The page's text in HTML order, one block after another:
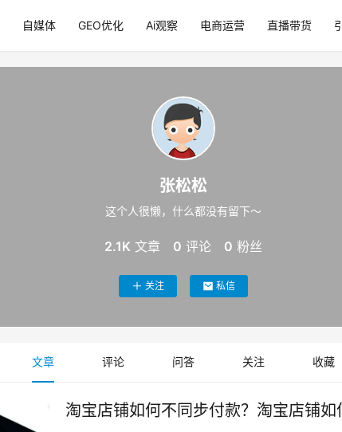
自媒体 GEO优化 Ai观察 电商运营 直播带货
张松松
这个人很懒，什么都没有留下～
2.1K 文章 0 评论 0 粉丝
关注 私信
文章 评论 问答 关注 收藏
淘宝店铺如何不同步付款？淘宝店铺如